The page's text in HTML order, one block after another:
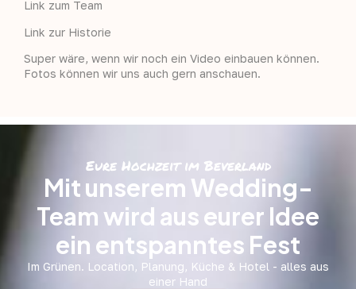
Link zum Team
Link zur Historie
Super wäre, wenn wir noch ein Video einbauen können.
Fotos können wir uns auch gern anschauen.
Eure Hochzeit im Beverland
Mit unserem Wedding-
Team wird aus eurer Idee
ein entspanntes Fest
Im Grünen. Location, Planung, Küche & Hotel - alles aus
einer Hand